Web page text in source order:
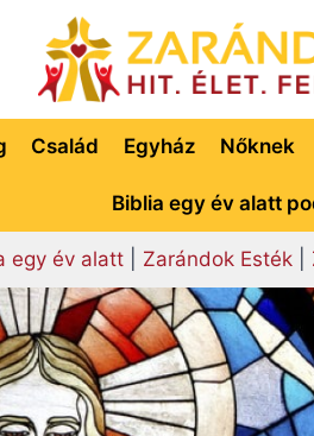
Család Egyház Nőknek
Biblia egy év alatt
egy év alatt| Zarándok Esték|